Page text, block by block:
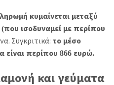
κυμαίνεται μεταξύ
(που ισοδυναμεί με περίπου
Συγκριτικά: το μέσο
είναι περίπου 866 ευρώ.
και γεύματα